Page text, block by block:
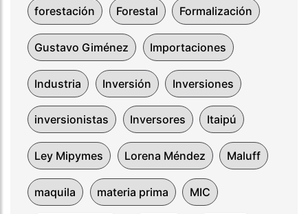
forestación Forestal Formalización
Gustavo Giménez Importaciones
Industria Inversión Inversiones
inversionistas Inversores Itaipú
Ley Mipymes Lorena Méndez Maluff
maquila materia prima MIC